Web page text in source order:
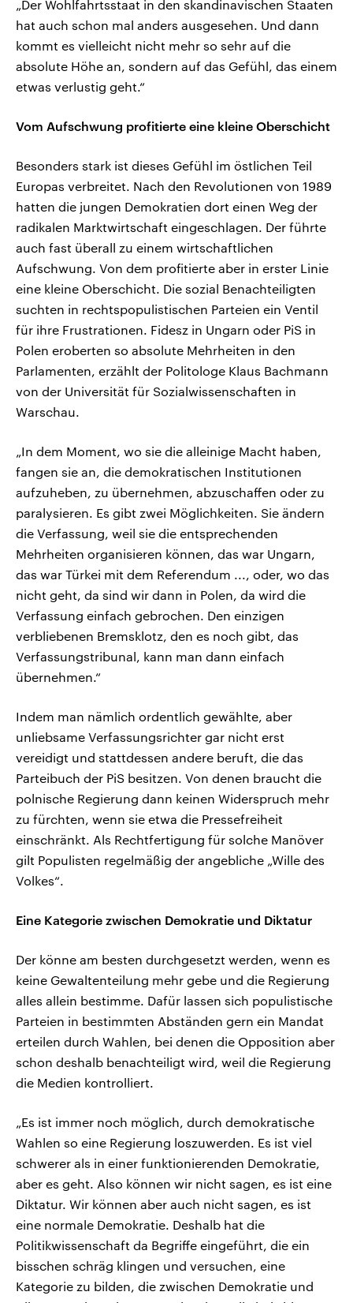
„Der Wohlfahrtsstaat in den skandinavischen Staaten
hat auch schon mal anders ausgesehen. Und dann
kommt es vielleicht nicht mehr so sehr auf die
absolute Höhe an, sondern auf das Gefühl, das einem
etwas verlustig geht.“
Vom Aufschwung profitierte eine kleine Oberschicht
Besonders stark ist dieses Gefühl im östlichen Teil
Europas verbreitet. Nach den Revolutionen von 1989
hatten die jungen Demokratien dort einen Weg der
radikalen Marktwirtschaft eingeschlagen. Der führte
auch fast überall zu einem wirtschaftlichen
Aufschwung. Von dem profitierte aber in erster Linie
eine kleine Oberschicht. Die sozial Benachteiligten
suchten in rechtspopulistischen Parteien ein Ventil
für ihre Frustrationen. Fidesz in Ungarn oder PiS in
Polen eroberten so absolute Mehrheiten in den
Parlamenten, erzählt der Politologe Klaus Bachmann
von der Universität für Sozialwissenschaften in
Warschau.
„In dem Moment, wo sie die alleinige Macht haben,
fangen sie an, die demokratischen Institutionen
aufzuheben, zu übernehmen, abzuschaffen oder zu
paralysieren. Es gibt zwei Möglichkeiten. Sie ändern
die Verfassung, weil sie die entsprechenden
Mehrheiten organisieren können, das war Ungarn,
das war Türkei mit dem Referendum ..., oder, wo das
nicht geht, da sind wir dann in Polen, da wird die
Verfassung einfach gebrochen. Den einzigen
verbliebenen Bremsklotz, den es noch gibt, das
Verfassungstribunal, kann man dann einfach
übernehmen.“
Indem man nämlich ordentlich gewählte, aber
unliebsame Verfassungsrichter gar nicht erst
vereidigt und stattdessen andere beruft, die das
Parteibuch der PiS besitzen. Von denen braucht die
polnische Regierung dann keinen Widerspruch mehr
zu fürchten, wenn sie etwa die Pressefreiheit
einschränkt. Als Rechtfertigung für solche Manöver
gilt Populisten regelmäßig der angebliche „Wille des
Volkes“.
Eine Kategorie zwischen Demokratie und Diktatur
Der könne am besten durchgesetzt werden, wenn es
keine Gewaltenteilung mehr gebe und die Regierung
alles allein bestimme. Dafür lassen sich populistische
Parteien in bestimmten Abständen gern ein Mandat
erteilen durch Wahlen, bei denen die Opposition aber
schon deshalb benachteiligt wird, weil die Regierung
die Medien kontrolliert.
„Es ist immer noch möglich, durch demokratische
Wahlen so eine Regierung loszuwerden. Es ist viel
schwerer als in einer funktionierenden Demokratie,
aber es geht. Also können wir nicht sagen, es ist eine
Diktatur. Wir können aber auch nicht sagen, es ist
eine normale Demokratie. Deshalb hat die
Politikwissenschaft da Begriffe eingeführt, die ein
bisschen schräg klingen und versuchen, eine
Kategorie zu bilden, die zwischen Demokratie und